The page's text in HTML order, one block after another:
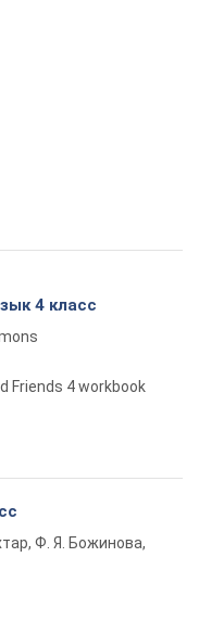
4 класс
Friends 4 workbook
Ф. Я. Божинова,